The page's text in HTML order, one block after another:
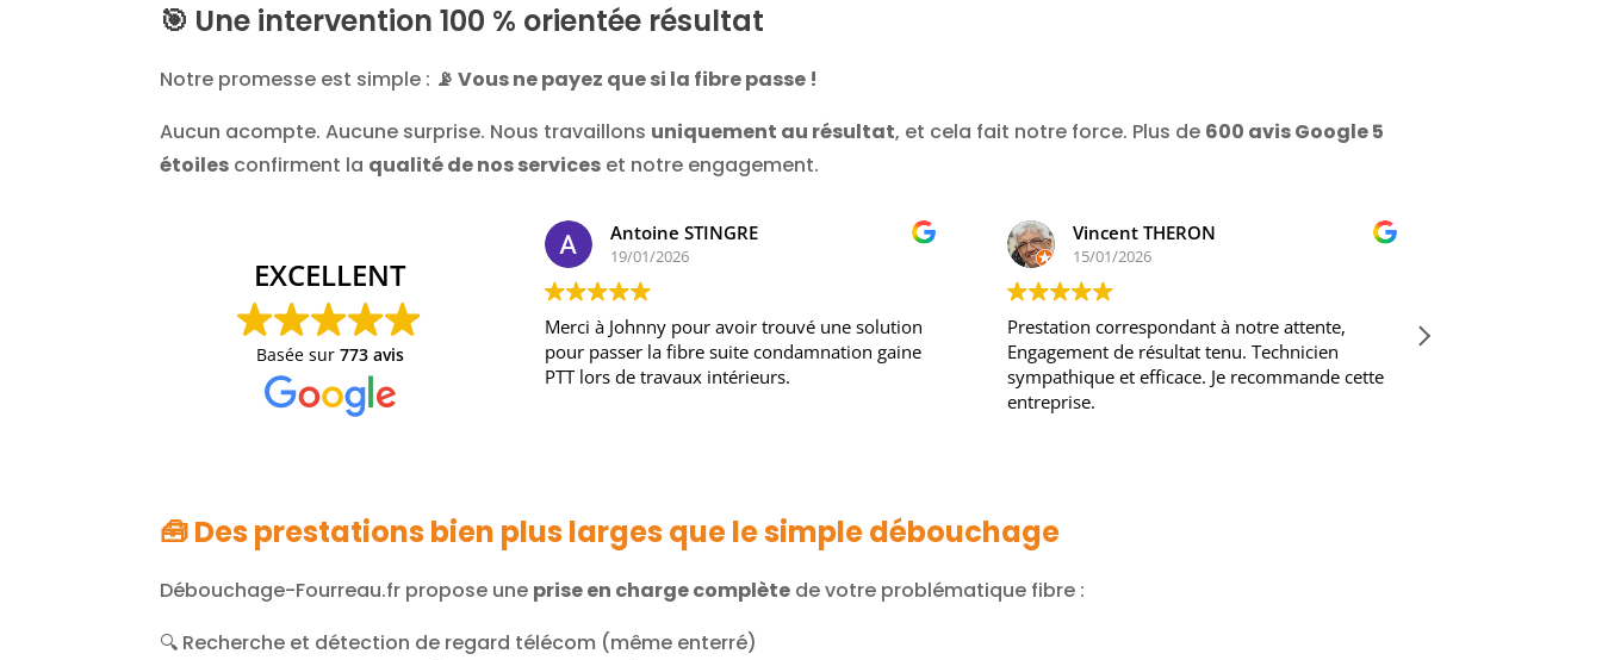
🎯 Une intervention 100 % orientée résultat
Notre promesse est simple : 📡 Vous ne payez que si la fibre passe !
Aucun acompte. Aucune surprise. Nous travaillons uniquement au résultat, et cela fait notre force. Plus de 600 avis Google 5
étoiles confirment la qualité de nos services et notre engagement.
EXCELLENT
Basée sur 773 avis
Antoine STINGRE
19/01/2026
Merci à Johnny pour avoir trouvé une solution
pour passer la fibre suite condamnation gaine
PTT lors de travaux intérieurs.
Vincent THERON
15/01/2026
Prestation correspondant à notre attente,
Engagement de résultat tenu. Technicien
sympathique et efficace. Je recommande cette
entreprise.
🧰 Des prestations bien plus larges que le simple débouchage
Débouchage-Fourreau.fr propose une prise en charge complète de votre problématique fibre :
🔍 Recherche et détection de regard télécom (même enterré)